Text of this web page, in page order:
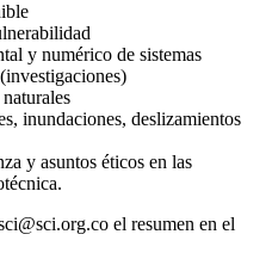
y numérico de sistemas
inundaciones, deslizamientos
y asuntos éticos en las
el resumen en el